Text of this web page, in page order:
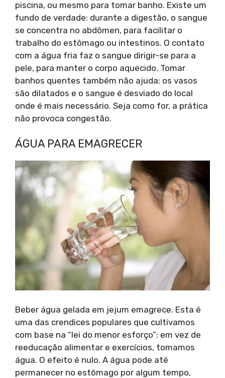
piscina, ou mesmo para tomar banho. Existe um
fundo de verdade: durante a digestão, o sangue
se concentra no abdômen, para facilitar o
trabalho do estômago ou intestinos. O contato
com a água fria faz o sangue dirigir-se para a
pele, para manter o corpo aquecido. Tomar
banhos quentes também não ajuda: os vasos
são dilatados e o sangue é desviado do local
onde é mais necessário. Seja como for, a prática
não provoca congestão.
ÁGUA PARA EMAGRECER
Beber água gelada em jejum emagrece. Esta é
uma das crendices populares que cultivamos
com base na “lei do menor esforço”: em vez de
reeducação alimentar e exercícios, tomamos
água. O efeito é nulo. A água pode até
permanecer no estômago por algum tempo,